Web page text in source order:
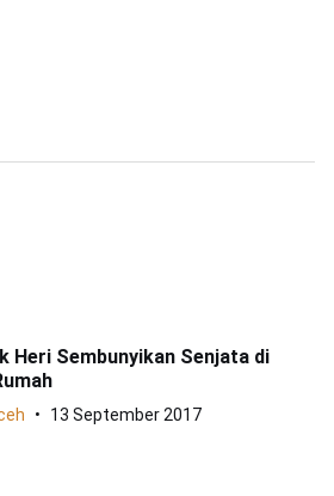
Heri Sembunyikan Senjata di
13 September 2017